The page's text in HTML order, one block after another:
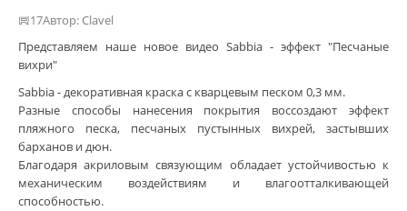
воски и лаки
штукатурки для фасадов
17Автор: Clavel
Представляем наше новое видео Sabbia - эффект "Песчаные
вихри"
Sabbia - декоративная краска с кварцевым песком 0,3 мм.
Разные способы нанесения покрытия воссоздают эффект
пляжного песка, песчаных пустынных вихрей, застывших
барханов и дюн.
Благодаря акриловым связующим обладает устойчивостью к
механическим воздействиям и влагоотталкивающей
способностью.